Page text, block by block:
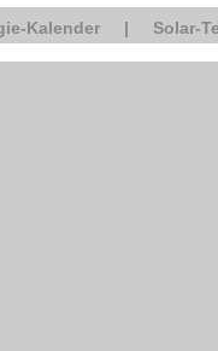
Kalender | Solar-